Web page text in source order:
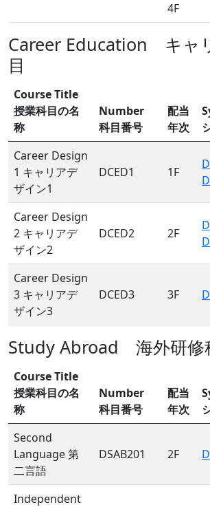
4F
Career Education キャ
目
Course Title
授業科目の名
称
Number
科目番号
配当
年次
Career Design
1 キャリアデ
ザイン1
DCED1 1F
Career Design
2 キャリアデ
ザイン2
DCED2 2F
Career Design
3 キャリアデ
ザイン3
DCED3 3F
Study Abroad 海外研修
Course Title
授業科目の名
称
Number
科目番号
配当
年次
Second
Language 第
二言語
DSAB201 2F
Independent